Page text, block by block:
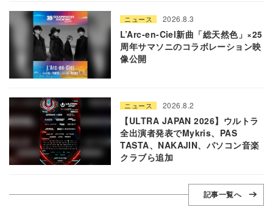
ニュース 2026.8.3
L’Arc-en-Ciel新曲「総天然色」×25
周年サマソニのコラボレーション映
像公開
ニュース 2026.8.2
【ULTRA JAPAN 2026】ウルトラ
全出演者発表でMykris、PAS
TASTA、NAKAJIN、パソコン音楽
クラブら追加
記事一覧へ